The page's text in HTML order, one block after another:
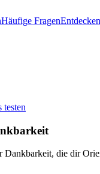
Häufige FragenEntdecken
testen
Dankbarkeit, die dir